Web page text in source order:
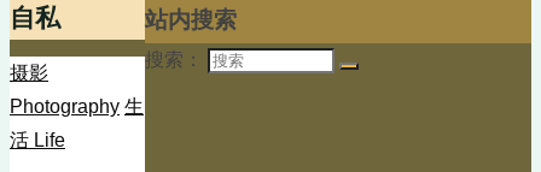
自私
摄影
Photography 生
活 Life
站内搜索
搜索：